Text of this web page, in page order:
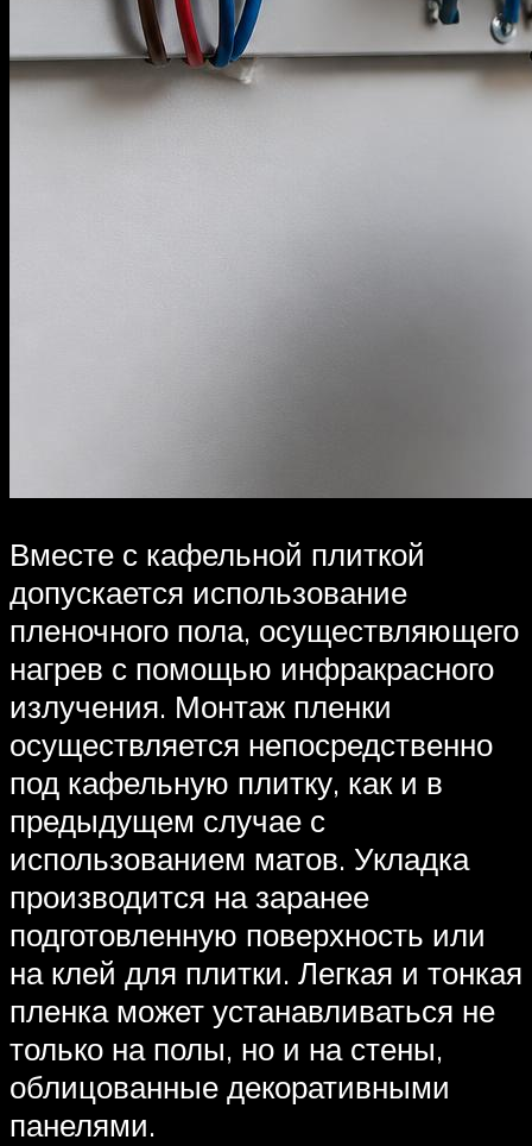
Вместе с кафельной плиткой
допускается использование
пленочного пола, осуществляющего
нагрев с помощью инфракрасного
излучения. Монтаж пленки
осуществляется непосредственно
под кафельную плитку, как и в
предыдущем случае с
использованием матов. Укладка
производится на заранее
подготовленную поверхность или
на клей для плитки. Легкая и тонкая
пленка может устанавливаться не
только на полы, но и на стены,
облицованные декоративными
панелями.